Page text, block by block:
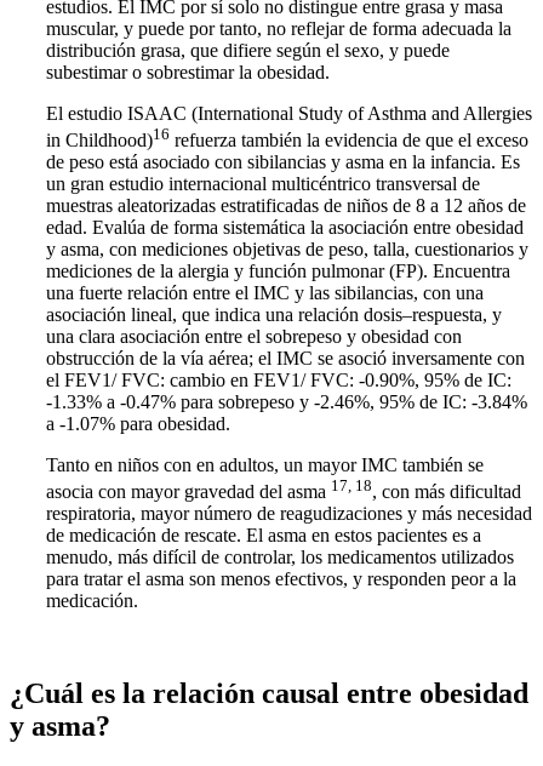
estudios. El IMC por sí solo no distingue entre grasa y masa
muscular, y puede por tanto, no reflejar de forma adecuada la
distribución grasa, que difiere según el sexo, y puede
subestimar o sobrestimar la obesidad.
El estudio ISAAC (International Study of Asthma and Allergies
in Childhood)16 refuerza también la evidencia de que el exceso
de peso está asociado con sibilancias y asma en la infancia. Es
un gran estudio internacional multicéntrico transversal de
muestras aleatorizadas estratificadas de niños de 8 a 12 años de
edad. Evalúa de forma sistemática la asociación entre obesidad
y asma, con mediciones objetivas de peso, talla, cuestionarios y
mediciones de la alergia y función pulmonar (FP). Encuentra
una fuerte relación entre el IMC y las sibilancias, con una
asociación lineal, que indica una relación dosis–respuesta, y
una clara asociación entre el sobrepeso y obesidad con
obstrucción de la vía aérea; el IMC se asoció inversamente con
el FEV1/ FVC: cambio en FEV1/ FVC: -0.90%, 95% de IC:
-1.33% a -0.47% para sobrepeso y -2.46%, 95% de IC: -3.84%
a -1.07% para obesidad.
Tanto en niños con en adultos, un mayor IMC también se
asocia con mayor gravedad del asma 17, 18, con más dificultad
respiratoria, mayor número de reagudizaciones y más necesidad
de medicación de rescate. El asma en estos pacientes es a
menudo, más difícil de controlar, los medicamentos utilizados
para tratar el asma son menos efectivos, y responden peor a la
medicación.
¿Cuál es la relación causal entre obesidad
y asma?